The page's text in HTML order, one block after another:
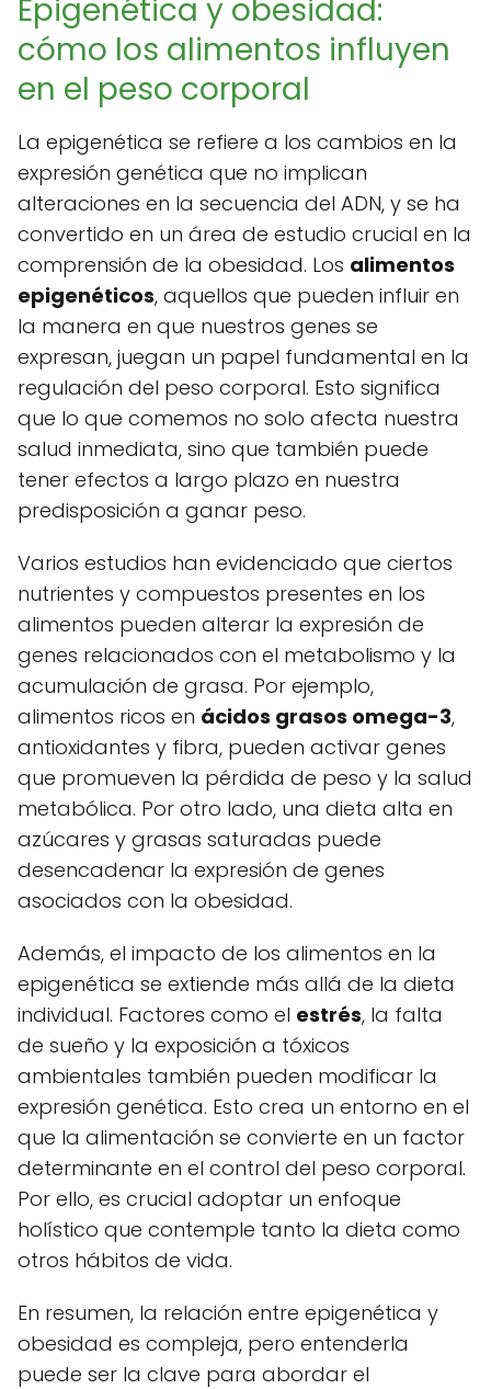
Epigenética y obesidad:
cómo los alimentos influyen
en el peso corporal
La epigenética se refiere a los cambios en la
expresión genética que no implican
alteraciones en la secuencia del ADN, y se ha
convertido en un área de estudio crucial en la
comprensión de la obesidad. Los alimentos
epigenéticos, aquellos que pueden influir en
la manera en que nuestros genes se
expresan, juegan un papel fundamental en la
regulación del peso corporal. Esto significa
que lo que comemos no solo afecta nuestra
salud inmediata, sino que también puede
tener efectos a largo plazo en nuestra
predisposición a ganar peso.
Varios estudios han evidenciado que ciertos
nutrientes y compuestos presentes en los
alimentos pueden alterar la expresión de
genes relacionados con el metabolismo y la
acumulación de grasa. Por ejemplo,
alimentos ricos en ácidos grasos omega-3,
antioxidantes y fibra, pueden activar genes
que promueven la pérdida de peso y la salud
metabólica. Por otro lado, una dieta alta en
azúcares y grasas saturadas puede
desencadenar la expresión de genes
asociados con la obesidad.
Además, el impacto de los alimentos en la
epigenética se extiende más allá de la dieta
individual. Factores como el estrés, la falta
de sueño y la exposición a tóxicos
ambientales también pueden modificar la
expresión genética. Esto crea un entorno en el
que la alimentación se convierte en un factor
determinante en el control del peso corporal.
Por ello, es crucial adoptar un enfoque
holístico que contemple tanto la dieta como
otros hábitos de vida.
En resumen, la relación entre epigenética y
obesidad es compleja, pero entenderla
puede ser la clave para abordar el